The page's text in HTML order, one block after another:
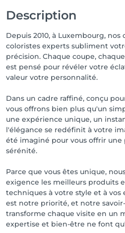
préparez-vous à accueillir les
💬 Restez informé(e)s :
Suivez-nous sur nos réseaux
disponibilités, les nouveautés
exceptionnels.
Parce que votre fidélité
nous sommes ravis de vous
avec le sourire.
À très bientôt,
Description
Depuis 2010, à Luxembourg,
coloristes experts subliment
précision. Chaque coupe,
est pensé pour révéler votre
valeur votre personnalité.
Dans un cadre raffiné, conçu
vous offrons bien plus qu'un
une expérience unique, un
l'élégance se redéfinit à votre
été imaginé pour vous offrir
sérénité.
Parce que vous êtes unique,
exigence les meilleurs produits
techniques à votre style et à vos
est notre priorité, et notre
transforme chaque visite en un
expertise et bien-être ne font